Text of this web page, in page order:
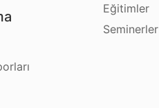
Eğitimler
Seminerler